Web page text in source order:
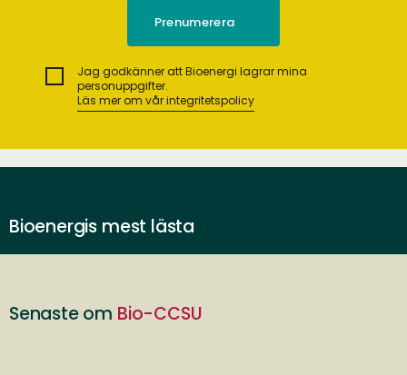
Jag godkänner att Bioenergi lagrar mina
personuppgifter.
Läs mer om vår integritetspolicy
Bioenergis mest lästa
Senaste om Bio-CCSU